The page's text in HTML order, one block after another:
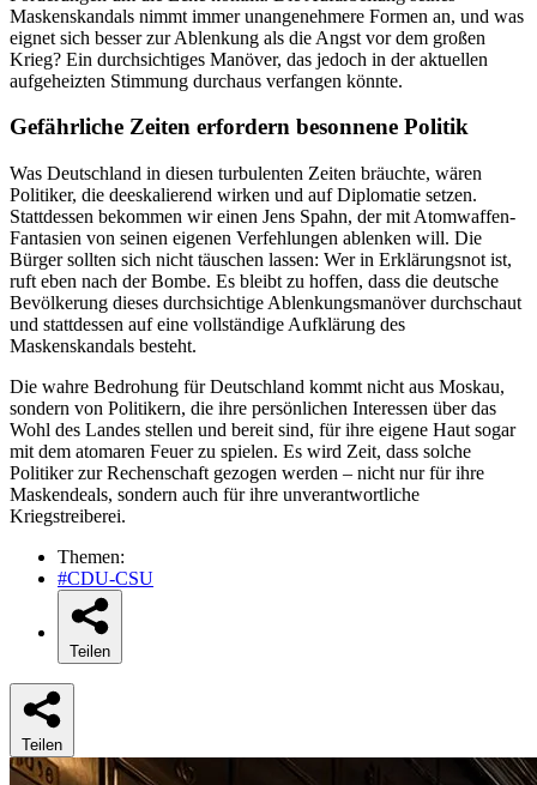
Maskenskandals nimmt immer unangenehmere Formen an, und was
eignet sich besser zur Ablenkung als die Angst vor dem großen
Krieg? Ein durchsichtiges Manöver, das jedoch in der aktuellen
aufgeheizten Stimmung durchaus verfangen könnte.
Gefährliche Zeiten erfordern besonnene Politik
Was Deutschland in diesen turbulenten Zeiten bräuchte, wären
Politiker, die deeskalierend wirken und auf Diplomatie setzen.
Stattdessen bekommen wir einen Jens Spahn, der mit Atomwaffen-
Fantasien von seinen eigenen Verfehlungen ablenken will. Die
Bürger sollten sich nicht täuschen lassen: Wer in Erklärungsnot ist,
ruft eben nach der Bombe. Es bleibt zu hoffen, dass die deutsche
Bevölkerung dieses durchsichtige Ablenkungsmanöver durchschaut
und stattdessen auf eine vollständige Aufklärung des
Maskenskandals besteht.
Die wahre Bedrohung für Deutschland kommt nicht aus Moskau,
sondern von Politikern, die ihre persönlichen Interessen über das
Wohl des Landes stellen und bereit sind, für ihre eigene Haut sogar
mit dem atomaren Feuer zu spielen. Es wird Zeit, dass solche
Politiker zur Rechenschaft gezogen werden – nicht nur für ihre
Maskendeals, sondern auch für ihre unverantwortliche
Kriegstreiberei.
Themen:
#CDU-CSU
Teilen
Teilen